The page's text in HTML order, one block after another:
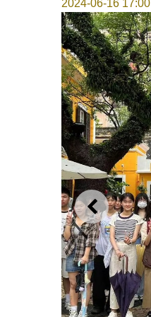
2024-06-16 17:00
上一則